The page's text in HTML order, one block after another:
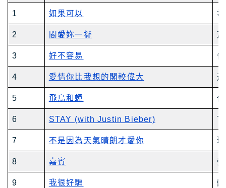
1 如果可以
2 閣愛妳一擺
3 好不容易
4 愛情你比我想的閣較偉大
5 飛鳥和蟬
6 STAY (with Justin Bieber)
7 不是因為天氣晴朗才愛你
8 嘉賓
9 我很好騙